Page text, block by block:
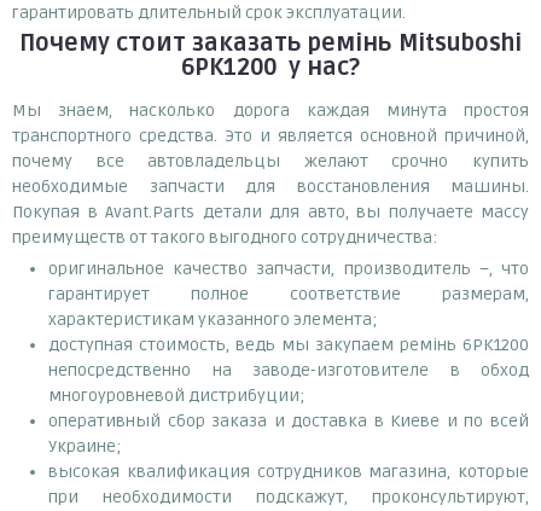
гарантировать длительный срок эксплуатации.
Почему стоит заказать ремінь Mitsuboshi
6PK1200 у нас?
Мы знаем, насколько дорога каждая минута простоя
транспортного средства. Это и является основной причиной,
почему все автовладельцы желают срочно купить
необходимые запчасти для восстановления машины.
Покупая в Avant.Parts детали для авто, вы получаете массу
преимуществ от такого выгодного сотрудничества:
оригинальное качество запчасти, производитель –, что
гарантирует полное соответствие размерам,
характеристикам указанного элемента;
доступная стоимость, ведь мы закупаем ремінь 6PK1200
непосредственно на заводе-изготовителе в обход
многоуровневой дистрибуции;
оперативный сбор заказа и доставка в Киеве и по всей
Украине;
высокая квалификация сотрудников магазина, которые
при необходимости подскажут, проконсультируют,